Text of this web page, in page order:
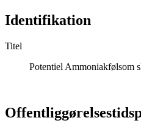
Identifikation
Titel
Potentiel Ammoniakfølsom